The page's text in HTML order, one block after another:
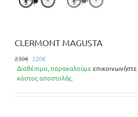
CLERMONT MAGUSTA
230€ Original
price
was:
220€Η
τρέχουσα
τιμή
220€.
Διαθέσιμο, παρακαλούμε επικοινωνήστε
κόστος αποστολής.